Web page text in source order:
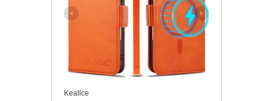
Keallce